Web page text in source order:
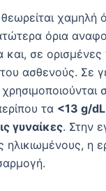
χαμηλή
όρια
και, σε ορισμένες
ασθενούς. Σε
τα <13 g/
γυναίκες. Στην
ηλικιωμένους, η